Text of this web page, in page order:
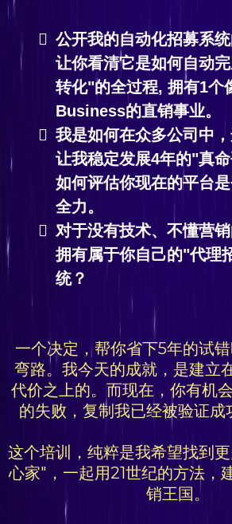
公开我的自动化招募系统
让你看清它是如何自动
转化"的全过程, 拥有1个
Business的直销事业。
我是如何在众多公司中
让我稳定发展4年的"真
如何评估你现在的平台
全力。
对于没有技术、不懂营
拥有属于你自己的"代理
统？
一个决定，帮你省下5年的试
弯路。我今天的成就，是建立
代价之上的。而现在，你有机
的失败，复制我已经被验证成
这个培训，纯粹是我希望找到
心家"，一起用21世纪的方法，
销王国。